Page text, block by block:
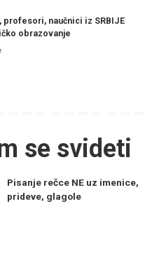
profesori, naučnici iz SRBIJE
obrazovanje
se svideti
Pisanje rečce NE uz imenice,
prideve, glagole